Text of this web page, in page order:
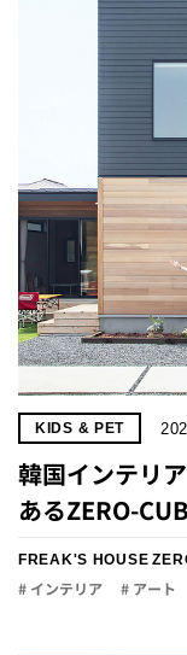
KIDS & PET
韓国インテリ
あるZERO-
FREAK'S HOUSE
# インテリア # アート